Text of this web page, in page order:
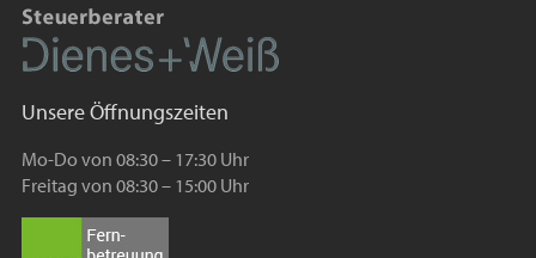
Unsere Öffnungszeiten
Mo-Do von 08:30 – 17:30 Uhr
Freitag von 08:30 – 15:00 Uhr